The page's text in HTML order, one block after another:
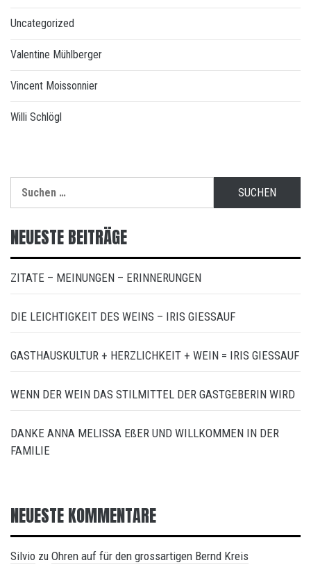
Uncategorized
Valentine Mühlberger
Vincent Moissonnier
Willi Schlögl
nach:
NEUESTE BEITRÄGE
ZITATE – MEINUNGEN – ERINNERUNGEN
DIE LEICHTIGKEIT DES WEINS – IRIS GIESSAUF
GASTHAUSKULTUR + HERZLICHKEIT + WEIN = IRIS GIESSAUF
WENN DER WEIN DAS STILMITTEL DER GASTGEBERIN WIRD
DANKE ANNA MELISSA EßER UND WILLKOMMEN IN DER
FAMILIE
NEUESTE KOMMENTARE
Silvio zu Ohren auf für den grossartigen Bernd Kreis